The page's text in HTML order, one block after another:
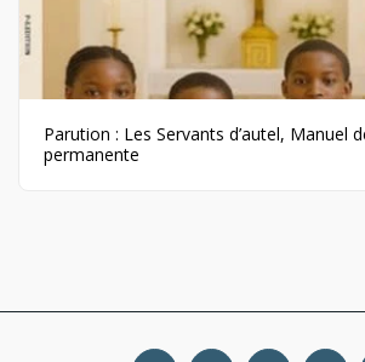
Parution : Les Servants d’autel, Manuel
permanente